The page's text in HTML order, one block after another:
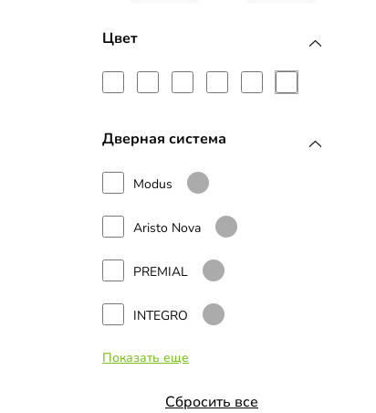
Цвет
Дверная система
Modus
Aristo Nova
PREMIAL
INTEGRO
Hettich Top Line
Versal
Показать еще
Сбросить все